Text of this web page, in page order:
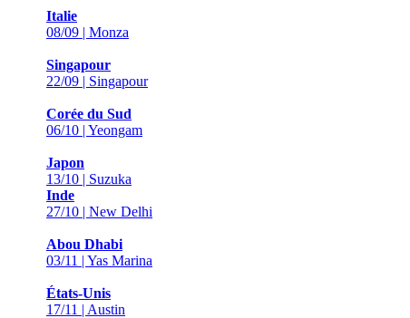
Italie
08/09 | Monza
Singapour
22/09 | Singapour
Corée du Sud
06/10 | Yeongam
Japon
13/10 | Suzuka
Inde
27/10 | New Delhi
Abou Dhabi
03/11 | Yas Marina
États-Unis
17/11 | Austin